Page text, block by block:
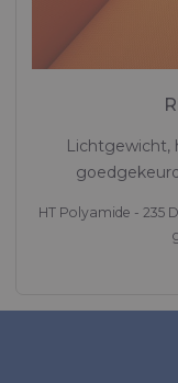
Lichtgewicht,
HT Polyamide - 235